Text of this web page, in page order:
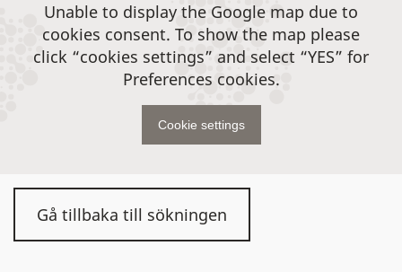
Gå tillbaka till sökningen
Unable to display the Google map due to
cookies consent. To show the map please
click “cookies settings” and select “YES” for
Preferences cookies.
Cookie settings